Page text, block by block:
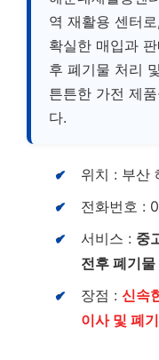
역 재활용 센터
확실한 매입과
후 폐기물 처리
튼튼한 가전 제
다.
위치 : 부산
전화번호 :
서비스 : 중
전후 폐기
장점 : 신속
이사 및 폐